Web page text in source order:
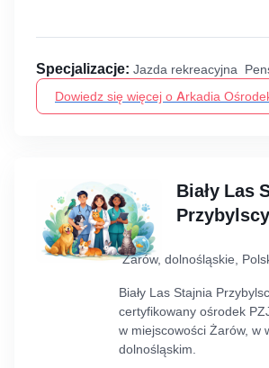
Specjalizacje: Jazda rekreacyjna
Dowiedz się więcej o Arkadia
Biały Las
Przybylscy
Żarów, dolnośląskie,
Biały Las Stajnia
certyfikowany ośrodek
w miejscowości Żarów, w
dolnośląskim.